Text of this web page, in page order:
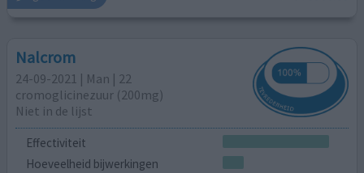
Nalcrom
24-09-2021 | Man | 22
cromoglicinezuur (200mg)
Niet in de lijst
Effectiviteit
Hoeveelheid bijwerkingen